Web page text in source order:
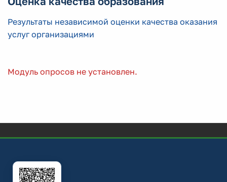
Результаты независимой оценки качества оказания
услуг организациями
Модуль опросов не установлен.